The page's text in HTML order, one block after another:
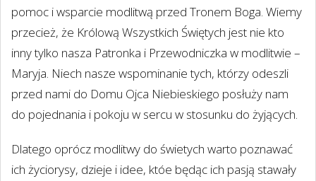
pomoc i wsparcie modlitwą przed Tronem Boga. Wiemy
przecież, że Królową Wszystkich Świętych jest nie kto
inny tylko nasza Patronka i Przewodniczka w modlitwie –
Maryja. Niech nasze wspominanie tych, którzy odeszli
przed nami do Domu Ojca Niebieskiego posłuży nam
do pojednania i pokoju w sercu w stosunku do żyjących.
Dlatego oprócz modlitwy do świetych warto poznawać
ich życiorysy, dzieje i idee, któe będąc ich pasją stawały